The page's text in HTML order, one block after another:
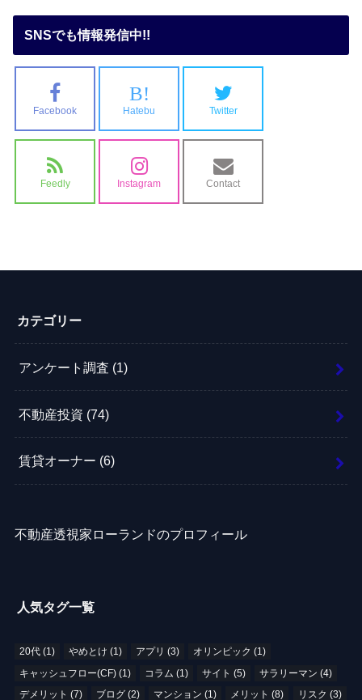
SNSでも情報発信中!!
Facebook
B!
Hatebu Twitter
Feedly Instagram Contact
カテゴリー
アンケート調査 (1)
不動産投資 (74)
賃貸オーナー (6)
不動産透視家ローランドのプロフィール
人気タグ一覧
20代(1) やめとけ (1) アプリ (3) オリンピック (1)
キャッシュフロー(CF)(1) コラム (1) サイト (5) サラリーマン (4)
デメリット (7) ブログ (2) マンション (1) メリット (8) リスク (3)